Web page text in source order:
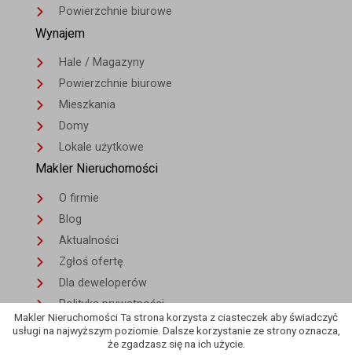
Powierzchnie biurowe
Wynajem
Hale / Magazyny
Powierzchnie biurowe
Mieszkania
Domy
Lokale użytkowe
Makler Nieruchomości
O firmie
Blog
Aktualności
Zgłoś ofertę
Dla deweloperów
Polityka prywatności
Kontakt
Makler Nieruchomości Ta strona korzysta z ciasteczek aby świadczyć
usługi na najwyższym poziomie. Dalsze korzystanie ze strony oznacza,
że zgadzasz się na ich użycie.